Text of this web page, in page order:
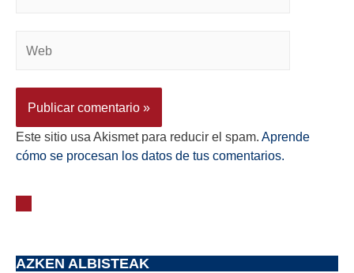
Este sitio usa Akismet para reducir el spam. Aprende
cómo se procesan los datos de tus comentarios.
AZKEN ALBISTEAK